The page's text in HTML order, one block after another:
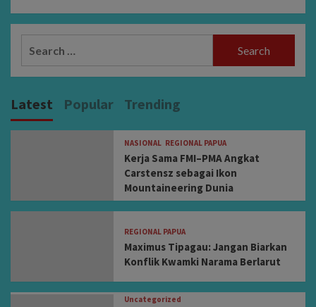
Latest Popular Trending
NASIONAL REGIONAL PAPUA
Kerja Sama FMI–PMA Angkat
Carstensz sebagai Ikon
Mountaineering Dunia
REGIONAL PAPUA
Maximus Tipagau: Jangan Biarkan
Konflik Kwamki Narama Berlarut
Uncategorized